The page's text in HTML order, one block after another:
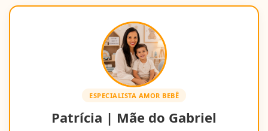
ESPECIALISTA AMOR BEBÊ
Patrícia | Mãe do Gabriel